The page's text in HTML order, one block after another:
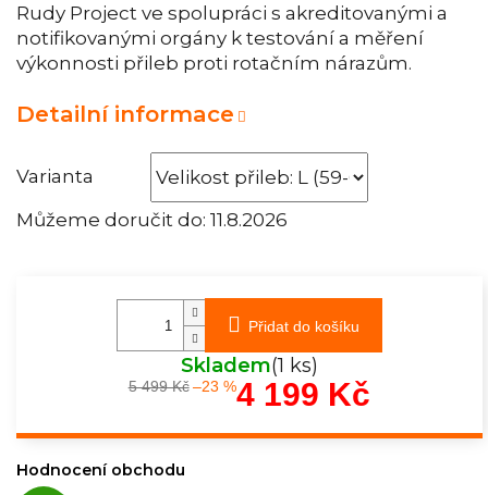
Varianta
Můžeme doručit do: 11.8.2026
Rudy Project ve spolupráci s akreditovanými a
notifikovanými orgány k testování a měření
výkonnosti přileb proti rotačním nárazům.
Detailní informace
Přidat do košíku
Skladem(1 ks)
5 499 Kč –23 %4 199 Kč
Hodnocení obchodu